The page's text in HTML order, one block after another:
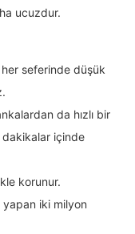
ucuzdur.
her seferinde düşük
da hızlı bir
dakikalar içinde
korunur.
iki milyon